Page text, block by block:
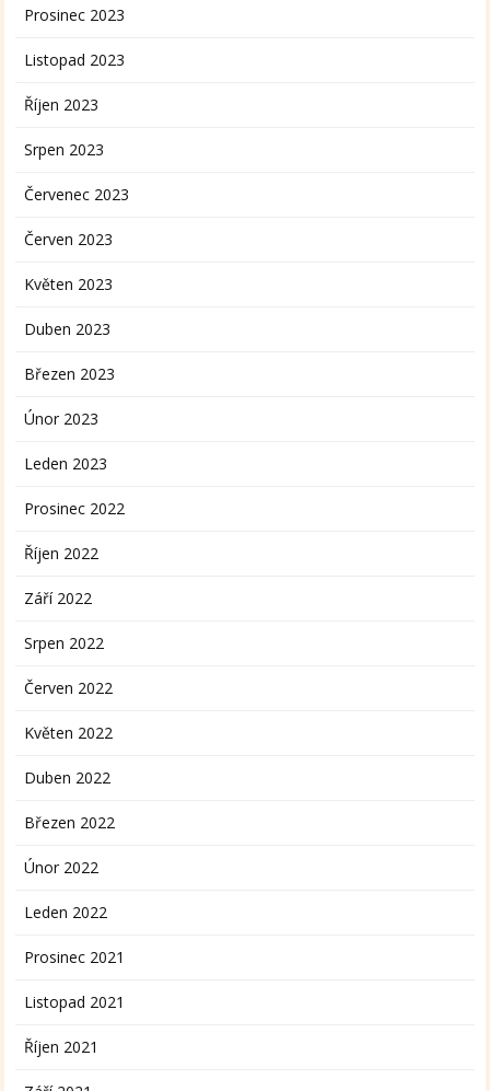
Prosinec 2023
Listopad 2023
Říjen 2023
Srpen 2023
Červenec 2023
Červen 2023
Květen 2023
Duben 2023
Březen 2023
Únor 2023
Leden 2023
Prosinec 2022
Říjen 2022
Září 2022
Srpen 2022
Červen 2022
Květen 2022
Duben 2022
Březen 2022
Únor 2022
Leden 2022
Prosinec 2021
Listopad 2021
Říjen 2021